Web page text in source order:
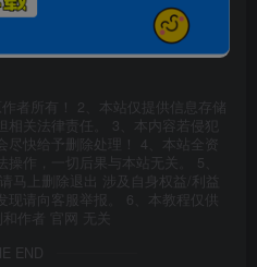
者所有！ 2、本站仅提供信息存储
相关法律责任。 3、本内容若侵犯
快给予删除处理！ 4、本站全资
操作，一切后果与本站无关。 5、
马上删除退出 涉及自身权益/利益
现请向客服举报。 6、本教程仅供
作者 官网 无关
END